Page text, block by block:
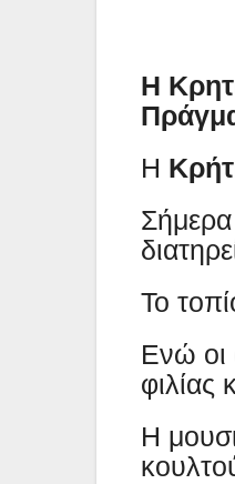
Η
Η
Το
Ενώ οι
φιλίας
Η